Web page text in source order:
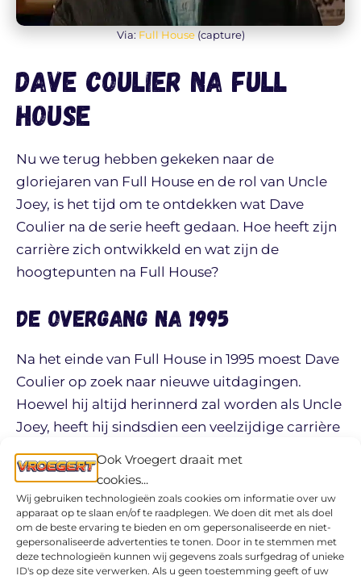
Ook Vroegert draait met
cookies...
Wij gebruiken technologieën zoals cookies om informatie over uw
apparaat op te slaan en/of te raadplegen. We doen dit met als doel
om de beste ervaring te bieden en om gepersonaliseerde en niet-
gepersonaliseerde advertenties te tonen. Door in te stemmen met
deze technologieën kunnen wij gegevens zoals surfgedrag of unieke
ID's op deze site verwerken. Als u geen toestemming geeft of uw
Via: Full House(capture)
Dave Coulier na Full
House
Nu we terug hebben gekeken naar de
gloriejaren van Full House en de rol van Uncle
Joey, is het tijd om te ontdekken wat Dave
Coulier na de serie heeft gedaan. Hoe heeft zijn
carrière zich ontwikkeld en wat zijn de
hoogtepunten na Full House?
De overgang na 1995
Na het einde van Full House in 1995 moest Dave
Coulier op zoek naar nieuwe uitdagingen.
Hoewel hij altijd herinnerd zal worden als Uncle
Joey, heeft hij sindsdien een veelzijdige carrière
Direct na Full House bleef Coulier actief in de
entertainmentindustrie, vooral als stemacteur,
komiek en televisiepresentator. Zo
presenteerde hij o.a.America’s Funniest People,